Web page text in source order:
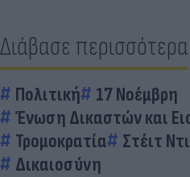
Διάβασε περισσότερα
Πολιτική
17 Νοέμβρη
Ένωση Δικαστών και
Τρομοκρατία
Στέιτ
Δικαιοσύνη